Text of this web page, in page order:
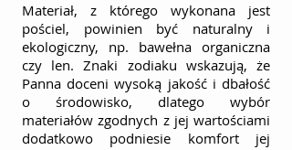
Materiał, z którego wykonana jest
pościel, powinien być naturalny i
ekologiczny, np. bawełna organiczna
czy len. Znaki zodiaku wskazują, że
Panna doceni wysoką jakość i dbałość
o środowisko, dlatego wybór
materiałów zgodnych z jej wartościami
dodatkowo podniesie komfort jej